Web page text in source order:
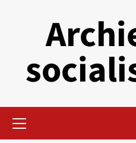
Menu